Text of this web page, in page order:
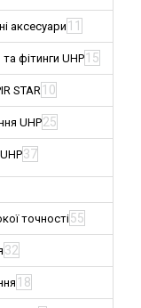
аксесуари 11
фітинги UHP 15
STAR 10
UHP25
37
точності55
32
18